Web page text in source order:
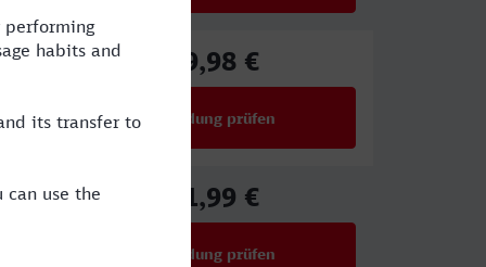
69,98 €
Verbindung prüfen
61,99 €
Verbindung prüfen